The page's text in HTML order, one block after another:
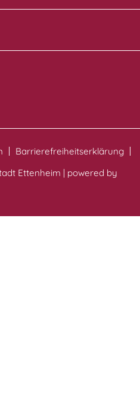
Barrierefreiheitserklärung
Ettenheim | powered by